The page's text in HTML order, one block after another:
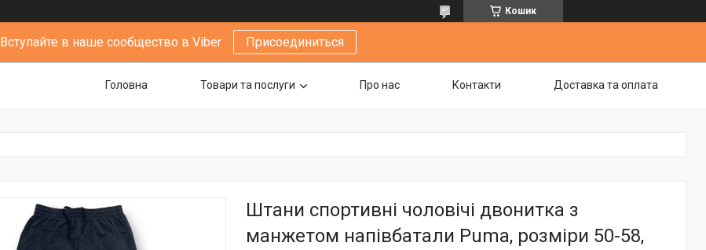
Кошик
Вступайте в наше сообщество в Viber Присоединиться
Головна Товари та послуги Про нас Контакти Доставка та оплата
Штани спортивні чоловічі двонитка з
манжетом напівбатали Puma, розміри 50-58,